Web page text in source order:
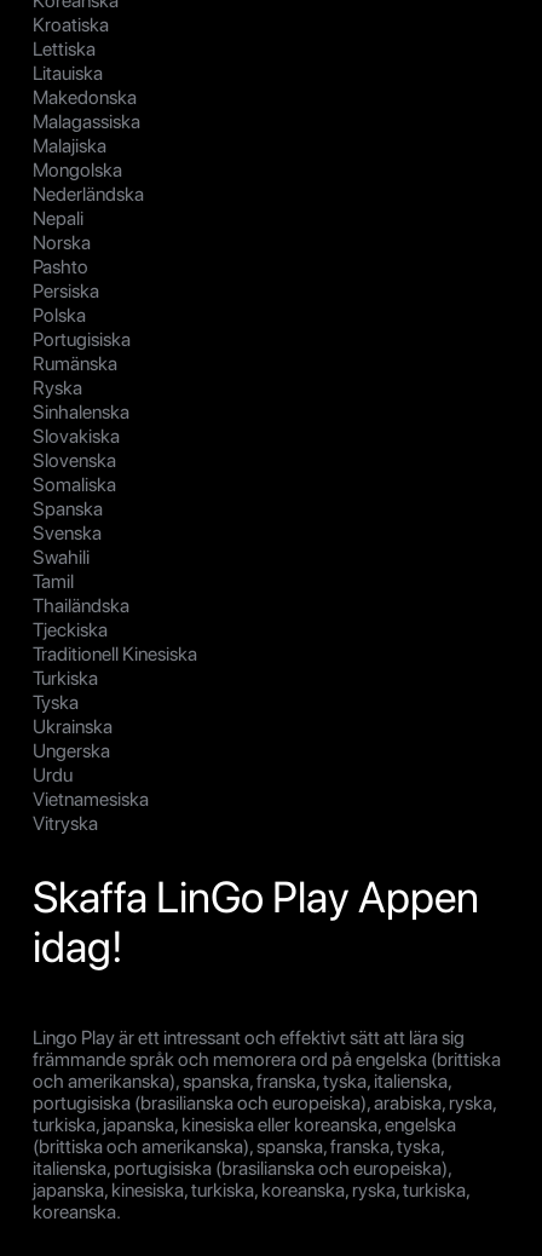
Kroatiska
Lettiska
Litauiska
Makedonska
Malagassiska
Malajiska
Mongolska
Nederländska
Nepali
Norska
Pashto
Persiska
Polska
Portugisiska
Rumänska
Ryska
Sinhalenska
Slovakiska
Slovenska
Somaliska
Spanska
Svenska
Swahili
Tamil
Thailändska
Tjeckiska
Traditionell Kinesiska
Turkiska
Tyska
Ukrainska
Ungerska
Urdu
Vietnamesiska
Vitryska
Skaffa LinGo Play Appen
idag!
Lingo Play är ett intressant och effektivt sätt att lära sig
främmande språk och memorera ord på engelska (brittiska
och amerikanska), spanska, franska, tyska, italienska,
portugisiska (brasilianska och europeiska), arabiska, ryska,
turkiska, japanska, kinesiska eller koreanska, engelska
(brittiska och amerikanska), spanska, franska, tyska,
italienska, portugisiska (brasilianska och europeiska),
japanska, kinesiska, turkiska, koreanska, ryska, turkiska,
koreanska.